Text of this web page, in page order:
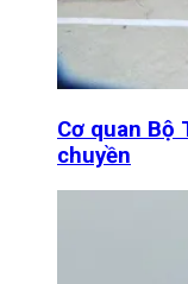
Cơ quan Bộ
chuyền